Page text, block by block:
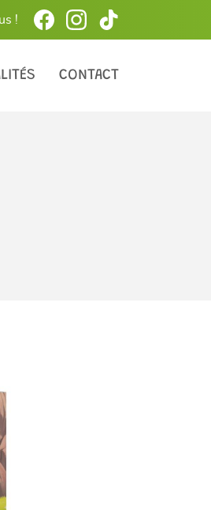
!
CONTACT